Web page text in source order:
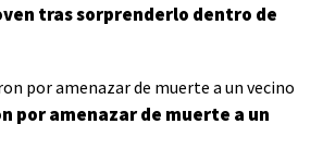
tras sorprenderlo dentro de
por amenazar de muerte a un